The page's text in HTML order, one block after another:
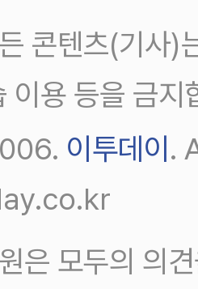
콘텐츠(기사)
이용 등을 금지
이투데이 .
은 모두의 의